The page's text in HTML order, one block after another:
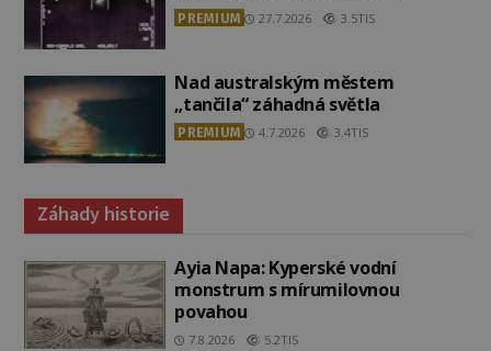
PREMIUM 27.7.2026 3.5TIS
Nad australským městem
„tančila“ záhadná světla
PREMIUM 4.7.2026 3.4TIS
Záhady historie
Ayia Napa: Kyperské vodní
monstrum s mírumilovnou
povahou
7.8.2026 5.2TIS